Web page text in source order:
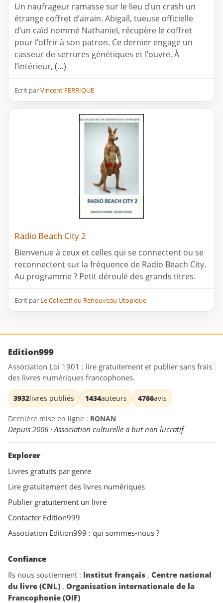
Un naufrageur ramasse sur le lieu d’un crash un
étrange coffret d’airain. Abigaïl, tueuse officielle
d’un caïd nommé Nathaniel, récupère le coffret
pour l’offrir à son patron. Ce dernier engage un
casseur de serrures génétiques et l’ouvre. À
l’intérieur, (…)
Ecrit parVincent FERRIQUE
Radio Beach City 2
Bienvenue à ceux et celles qui se connectent ou se
reconnectent sur la fréquence de Radio Beach City.
Au programme ? Petit déroulé des grands titres.
Ecrit par Le Collectif du Renouveau Utopique
Edition999
Association Loi 1901 : lire gratuitement et publier sans frais
des livres numériques francophones.
3932livres publiés 1434auteurs 4766avis
Dernière mise en ligne : RONAN
Depuis 2006 · Association culturelle à but non lucratif
Explorer
Livres gratuits par genre
Lire gratuitement des livres numériques
Publier gratuitement un livre
Contacter Edition999
Association Edition999 : qui sommes-nous ?
Confiance
Ils nous soutiennent : Institut français , Centre national
du livre (CNL) , Organisation internationale de la
Francophonie (OIF)